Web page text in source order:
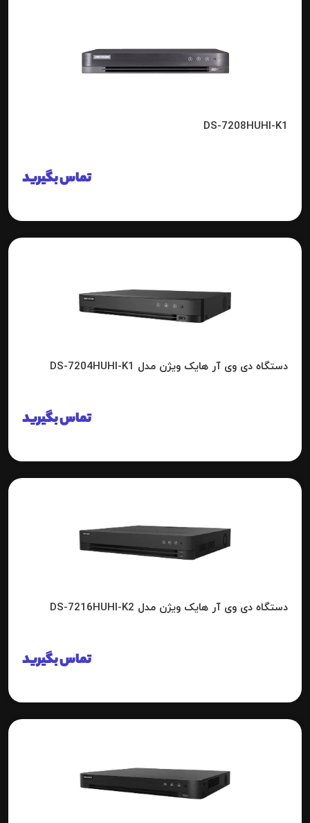
DS-7208HUHI-K1
تماس بگیرید
دستگاه دی وی آر هایک ویژن مدل DS-7204HUHI-K1
تماس بگیرید
دستگاه دی وی آر هایک ویژن مدل DS-7216HUHI-K2
تماس بگیرید